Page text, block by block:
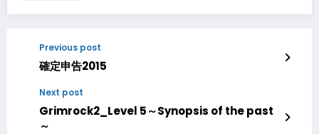
Previous post
確定申告2015
Next post
Grimrock2_Level 5～Synopsis of the past
～